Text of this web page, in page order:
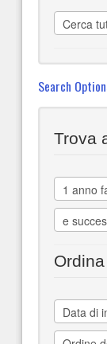
Search
Trova